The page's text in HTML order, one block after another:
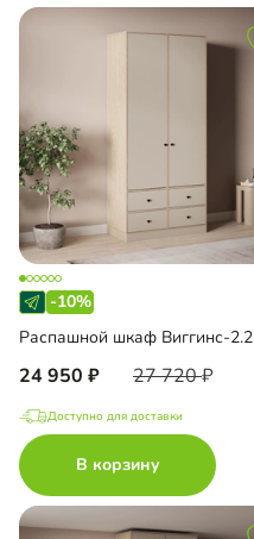
-10%
Распашной шкаф Виггинс-2.2
24 950 27 720
Доступно для доставки
В корзину